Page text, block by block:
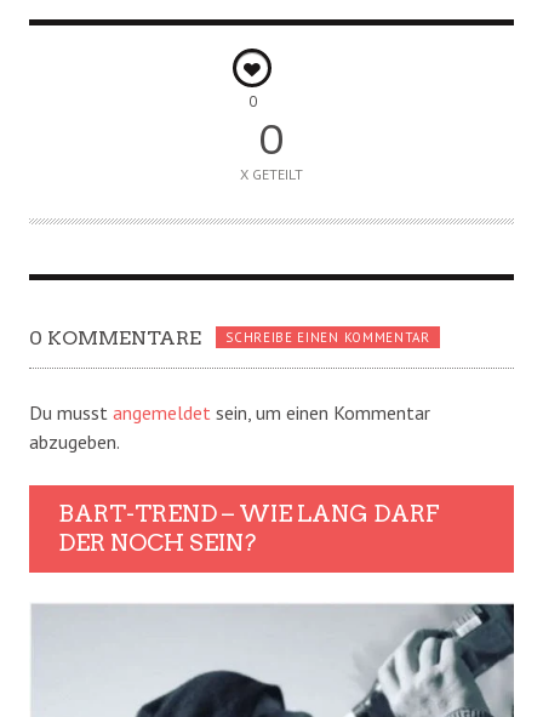
0
0
X GETEILT
0 KOMMENTARE SCHREIBE EINEN KOMMENTAR
Du musst angemeldet sein, um einen Kommentar
abzugeben.
BART-TREND – WIE LANG DARF
DER NOCH SEIN?